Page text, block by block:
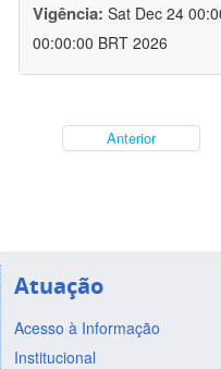
Vigência: Sat Dec 24
00:00:00 BRT 2026
Anterior
Atuação
Acesso à Informação
Institucional